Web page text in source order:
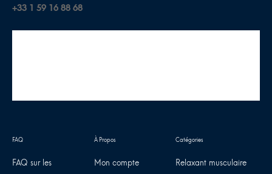
+33 1 59 16 88 68
FAQ sur les
Mon compte Relaxant musculaire